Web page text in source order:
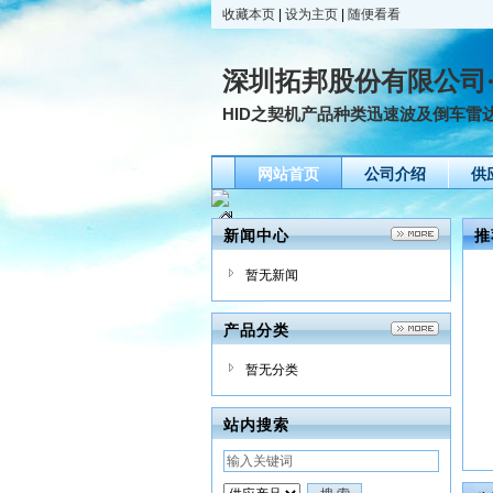
收藏本页 设为主页 随便看看
深圳拓邦股份有限公司
HID之契机产品种类迅速波及倒车雷
网站首页 公司介绍 供
新闻中心
暂无新闻
产品分类
暂无分类
站内搜索